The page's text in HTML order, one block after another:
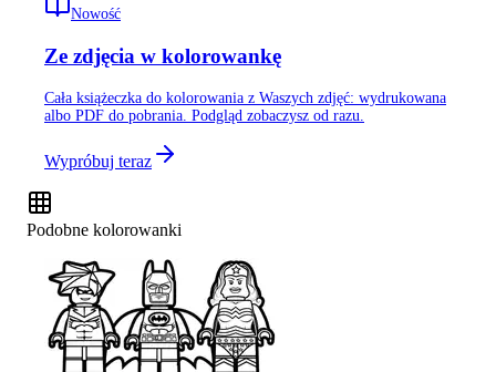
Nowość
Ze zdjęcia w kolorowankę
Cała książeczka do kolorowania z Waszych zdjęć: wydrukowana
albo PDF do pobrania. Podgląd zobaczysz od razu.
Wypróbuj teraz
Podobne kolorowanki